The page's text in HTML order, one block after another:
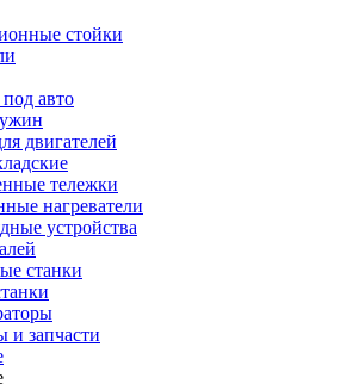
стойки
авто
двигателей
тележки
нагреватели
устройства
станки
и запчасти